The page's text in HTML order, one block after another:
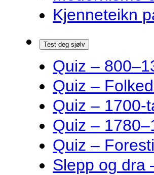
Kjenneteikn
Test deg sjølv
Quiz –
Quiz –
Quiz – 1700-
Quiz –
Quiz –
Slepp og dra